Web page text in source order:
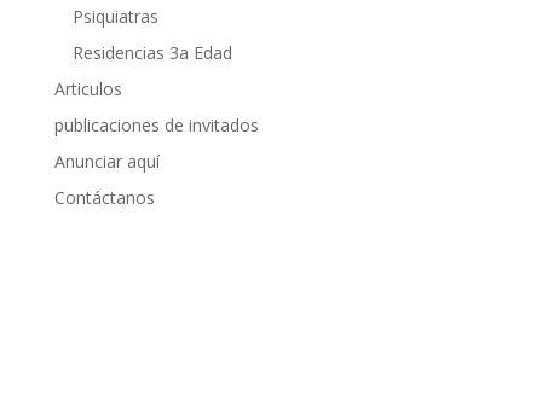
Psiquiatras
Residencias 3a Edad
Articulos
publicaciones de invitados
Anunciar aquí
Contáctanos